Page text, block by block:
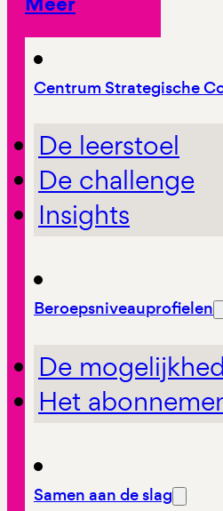
Centrum Strategische
De leerstoel
De challenge
Insights
Beroepsniveauprofielen
De
Het
Samen aan de slag